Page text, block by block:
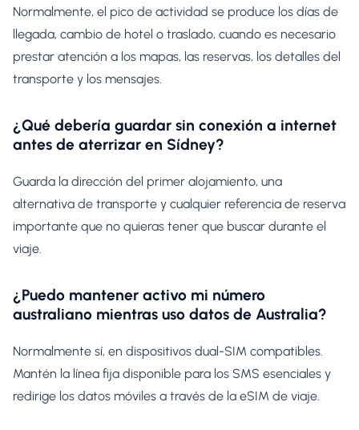
Normalmente, el pico de actividad se produce los días de
llegada, cambio de hotel o traslado, cuando es necesario
prestar atención a los mapas, las reservas, los detalles del
transporte y los mensajes.
¿Qué debería guardar sin conexión a internet
antes de aterrizar en Sídney?
Guarda la dirección del primer alojamiento, una
alternativa de transporte y cualquier referencia de reserva
importante que no quieras tener que buscar durante el
viaje.
¿Puedo mantener activo mi número
australiano mientras uso datos de Australia?
Normalmente sí, en dispositivos dual-SIM compatibles.
Mantén la línea fija disponible para los SMS esenciales y
redirige los datos móviles a través de la eSIM de viaje.